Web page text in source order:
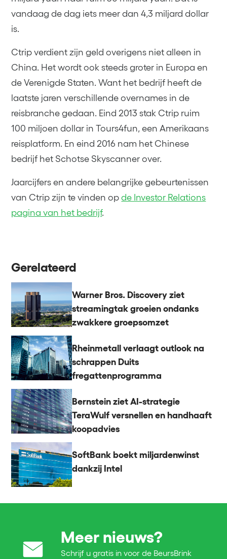
vandaag de dag iets meer dan 4,3 miljard dollar
is.
Ctrip verdient zijn geld overigens niet alleen in
China. Het wordt ook steeds groter in Europa en
de Verenigde Staten. Want het bedrijf heeft de
laatste jaren verschillende overnames in de
reisbranche gedaan. Eind 2013 stak Ctrip ruim
100 miljoen dollar in Tours4fun, een Amerikaans
reisplatform. En eind 2016 nam het Chinese
bedrijf het Schotse Skyscanner over.
Jaarcijfers en andere belangrijke gebeurtenissen
van Ctrip zijn te vinden opde Investor Relations
pagina van het bedrijf.
Gerelateerd
Warner Bros. Discovery ziet
streamingtak groeien ondanks
zwakkere groepsomzet
Rheinmetall verlaagt outlook na
schrappen Duits
fregattenprogramma
Bernstein ziet AI-strategie
TeraWulf versnellen en handhaaft
koopadvies
SoftBank boekt miljardenwinst
dankzij Intel
Meer nieuws?
Schrijf u gratis in voor de BeursBrink